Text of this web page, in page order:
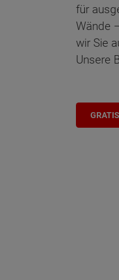
für
Wände
wir Sie
Unsere